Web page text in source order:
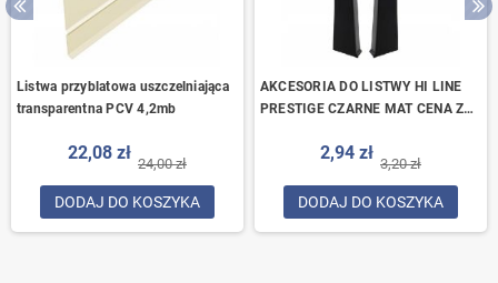
Listwa przyblatowa uszczelniająca
transparentna PCV 4,2mb
22,08 zł
24,00 zł
DODAJ DO KOSZYKA
AKCESORIA DO LISTWY HI LINE
PRESTIGE CZARNE MAT CENA ZA
2,94 zł
3,20 zł
DODAJ DO KOSZYKA